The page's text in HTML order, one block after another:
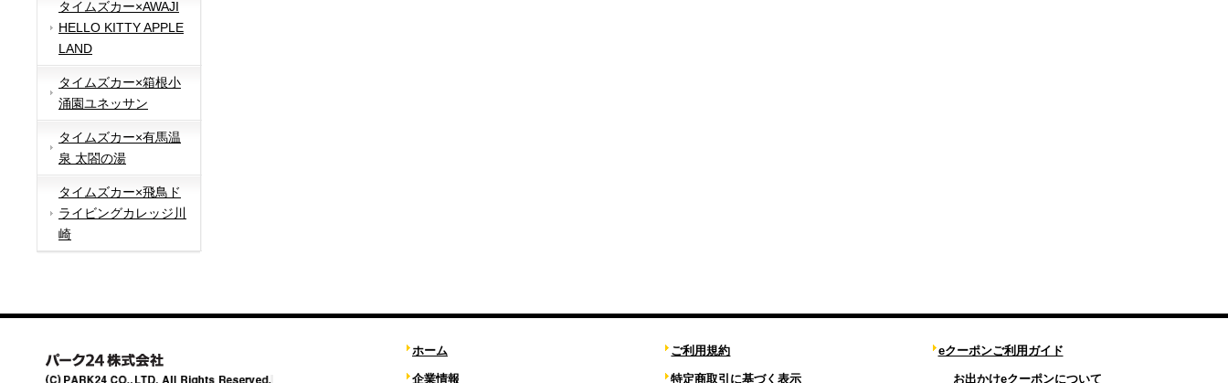
タイムズカー×AWAJI
HELLO KITTY APPLE
LAND
タイムズカー×箱根小
涌園ユネッサン
タイムズカー×有馬温
泉 太閤の湯
タイムズカー×飛鳥ド
ライビングカレッジ川
崎
ホーム
企業情報
ご利用規約
特定商取引に基づく表示
eクーポンご利用ガイド
お出かけeクーポンについて